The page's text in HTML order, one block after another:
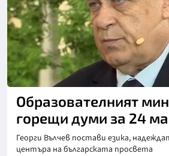
Снимка: Нова телевизия
Образователният
горещи думи за 24
Георги Вълчев постави езика,
центъра на българската просвета